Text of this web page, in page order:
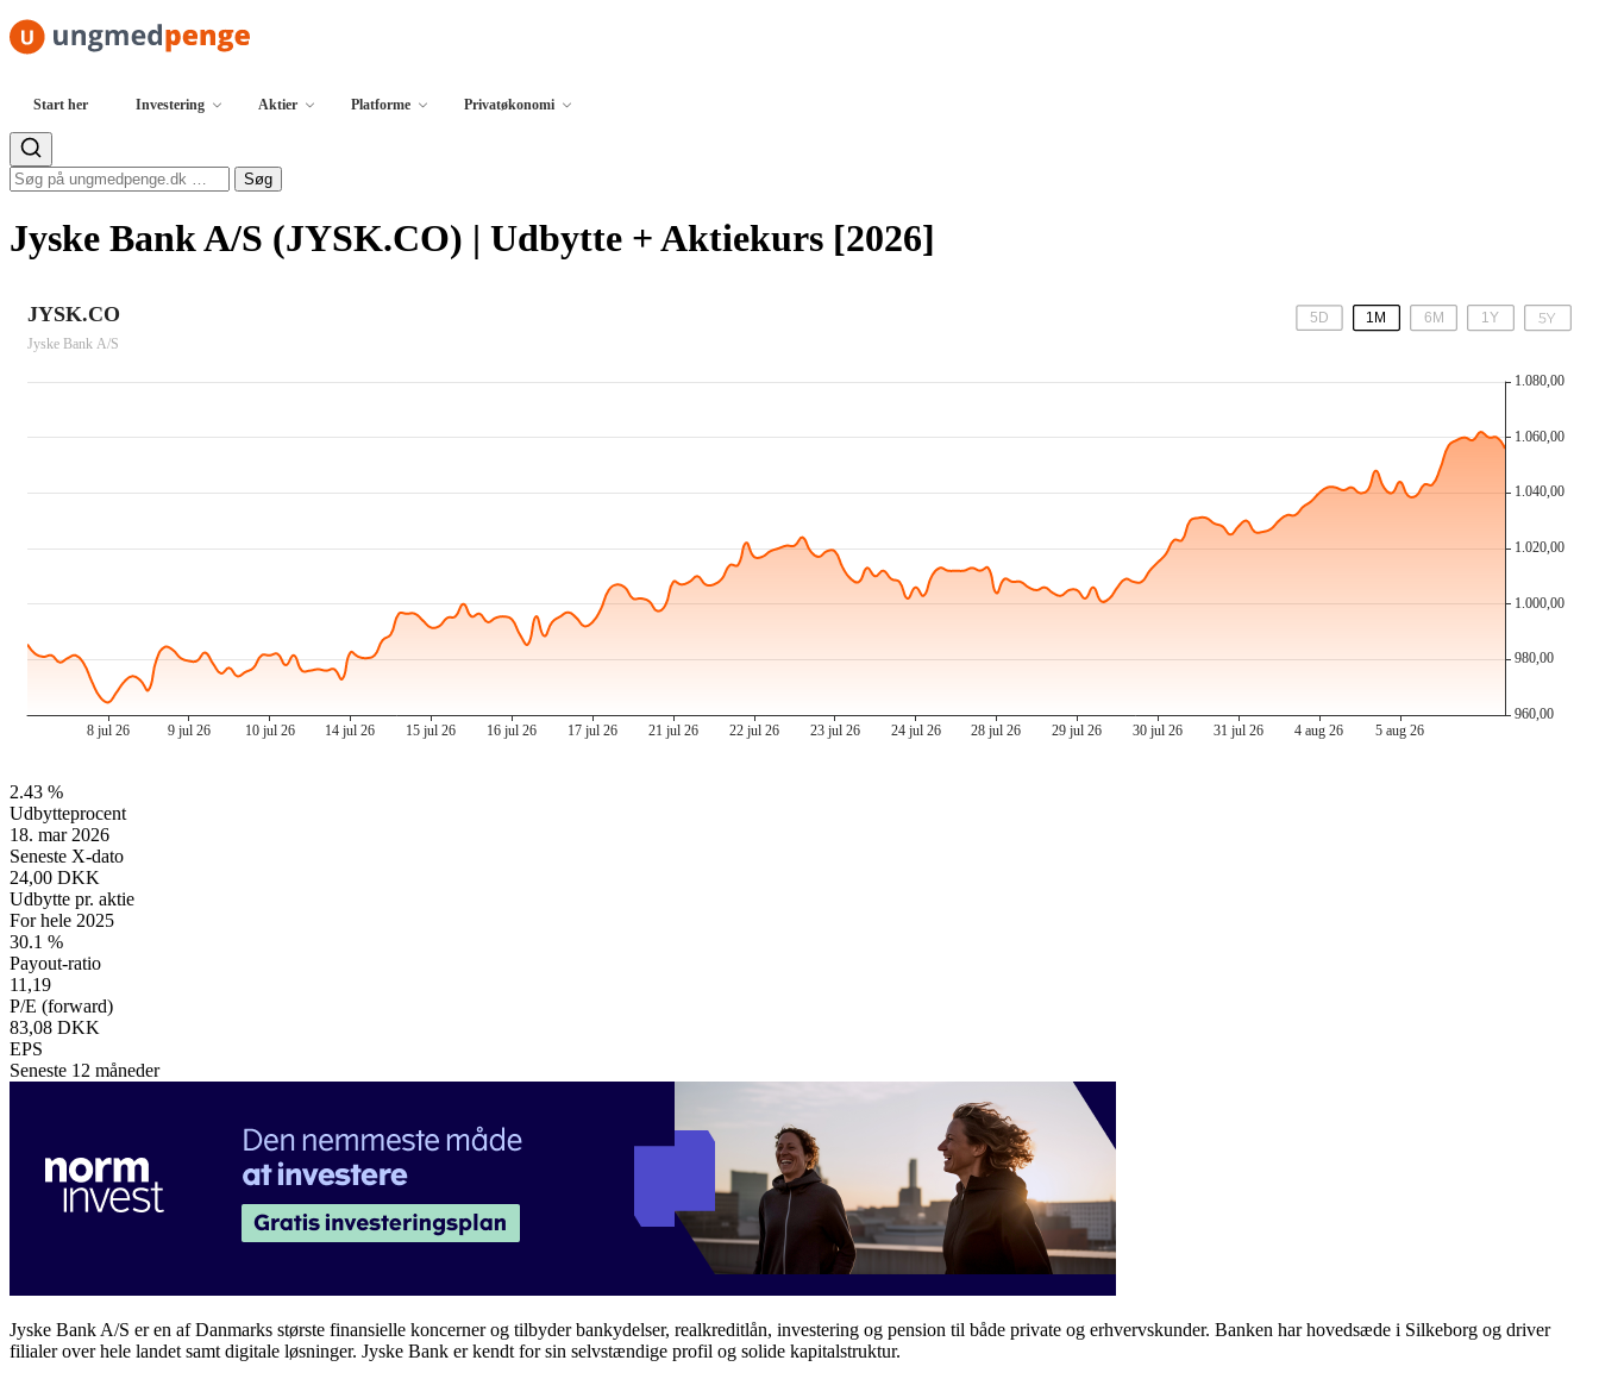
Spring til indhold
Start her Investering Aktier Platforme Privatøkonomi
Søg efter: Søg
Jyske Bank A/S (JYSK.CO) | Udbytte + Aktiekurs [2026]
2.43 %
Udbytteprocent
18. mar 2026
Seneste X-dato
24,00 DKK
Udbytte pr. aktie
For hele 2025
30.1 %
Payout-ratio
11,19
P/E (forward)
83,08 DKK
EPS
Seneste 12 måneder
Jyske Bank A/S er en af Danmarks største finansielle koncerner og tilbyder bankydelser, realkreditlån, investering og pension til både private og erhvervskunder. Banken har hovedsæde i Silkeborg og driver
filialer over hele landet samt digitale løsninger. Jyske Bank er kendt for sin selvstændige profil og solide kapitalstruktur.